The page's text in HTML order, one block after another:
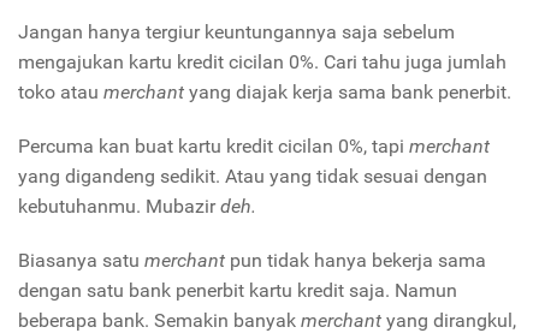
Jangan hanya tergiur keuntungannya saja sebelum
mengajukan kartu kredit cicilan 0%. Cari tahu juga jumlah
toko atau merchant yang diajak kerja sama bank penerbit.
Percuma kan buat kartu kredit cicilan 0%, tapi merchant
yang digandeng sedikit. Atau yang tidak sesuai dengan
kebutuhanmu. Mubazirdeh.
Biasanya satu merchant pun tidak hanya bekerja sama
dengan satu bank penerbit kartu kredit saja. Namun
beberapa bank. Semakin banyak merchant yang dirangkul,